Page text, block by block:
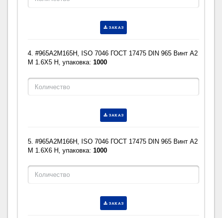
ЗАКАЗ
4. #965A2M165H, ISO 7046 ГОСТ 17475 DIN 965 Винт A2
M 1.6X5 H, упаковка:1000
ЗАКАЗ
5. #965A2M166H, ISO 7046 ГОСТ 17475 DIN 965 Винт A2
M 1.6X6 H, упаковка:1000
ЗАКАЗ